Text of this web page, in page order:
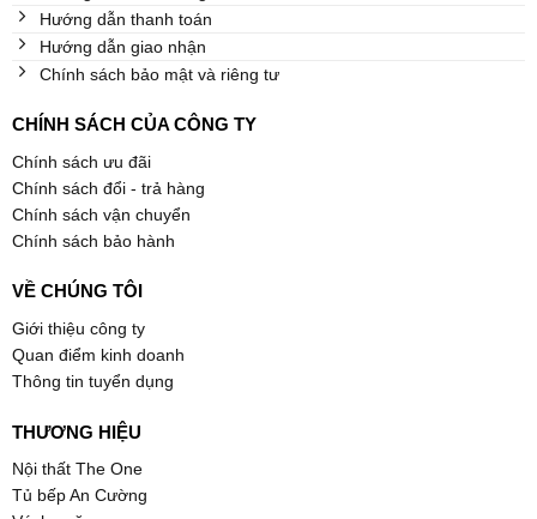
Hướng dẫn thanh toán
Hướng dẫn giao nhận
Chính sách bảo mật và riêng tư
CHÍNH SÁCH CỦA CÔNG TY
Chính sách ưu đãi
Chính sách đổi - trả hàng
Chính sách vận chuyển
Chính sách bảo hành
VỀ CHÚNG TÔI
Giới thiệu công ty
Quan điểm kinh doanh
Thông tin tuyển dụng
THƯƠNG HIỆU
Nội thất The One
Tủ bếp An Cường